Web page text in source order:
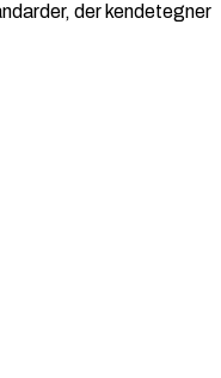
der kendetegner